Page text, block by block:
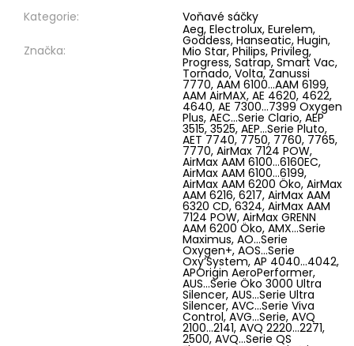
Kategorie: Voňavé sáčky
Značka:
Aeg, Electrolux, Eurelem,
Goddess, Hanseatic, Hugin,
Mio Star, Philips, Privileg,
Progress, Satrap, Smart Vac,
Tornado, Volta, Zanussi
7770, AAM 6100…AAM 6199, AAM AirMAX, AE 4620, 4622, 4640, AE 7300…7399 Oxygen Plus, AEC...Serie Clario, AEP 3515, 3525, AEP…Serie Pluto, AET 7740, 7750, 7760, 7765, 7770, AirMax 7124 POW, AirMax AAM 6100…6160EC, AirMax AAM 6100…6199, AirMax AAM 6200 Öko, AirMax AAM 6216, 6217, AirMax AAM 6320 CD, 6324, AirMax AAM 7124 POW, AirMax GRENN AAM 6200 Öko, AMX…Serie Maximus, AO…Serie Oxygen+, AOS...Serie Oxy’System, AP 4040…4042, APOrigin AeroPerformer, AUS...Serie Öko 3000 Ultra Silencer, AUS...Serie Ultra Silencer, AVC...Serie Viva Control, AVG…Serie, AVQ 2100…2141, AVQ 2220…2271, 2500, AVQ...Serie QS Elegance, AVQ...Serie Viva Quickstop, CanDe AET 7740…7770, Clario 2 AEP 3515, 3525, Clario AEC 7570…7572, Classic Silence ACS 1800, Classic Silence ACSG 1300, Classic Silence ACSPARKETT, Equipt AEQ10, 11, 12, 20, 25, 30, Ergoclassic AP 4040, 4041, 4042, Ergoclassic AP 40E, AP 40E Plus, Ergospace AE 305SC, Ergospace AES 340, 355, Ergospace AESG 300, Ergospace GREEN AESG 300, 301, Essensio AEO 5400...5499, JetMaxx AJG 6700, JetMaxx AJG 6800…6899, JetMaxx AJM 6717, JetMaxx AJM 6800…6899, JetMaxx dust&gone AJM 68FD1…9, JetMaxx GREEN AJG 6700, Maximus AMX 7010…7035, Maximux 2000...2200, Oxy3system AOS 9310, 9330, 9352, Oxygen+ AO 7320, 7335, 7350, PowerForce APF 6110, 6111, 6120, 6130, PowerForce APF 6140, 6150, 6160, QS Elégance AVQ 2220…2271, SilentPerformer ASP 7110, 7120, 7130, SilentPerformer ASP 7140, 7150,